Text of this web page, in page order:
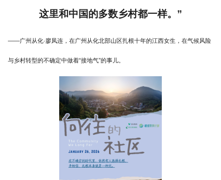
这里和中国的多数乡村都一样。”
——广州从化·廖凤连，在广州从化北部山区扎根十年的江西女生，在气候风险
与乡村转型的不确定中做着“接地气”的事儿。